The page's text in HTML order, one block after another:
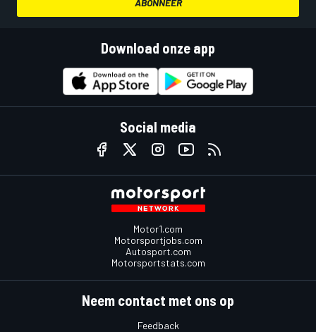
Download onze app
Social media
Motor1.com
Motorsportjobs.com
Autosport.com
Motorsportstats.com
Neem contact met ons op
Feedback